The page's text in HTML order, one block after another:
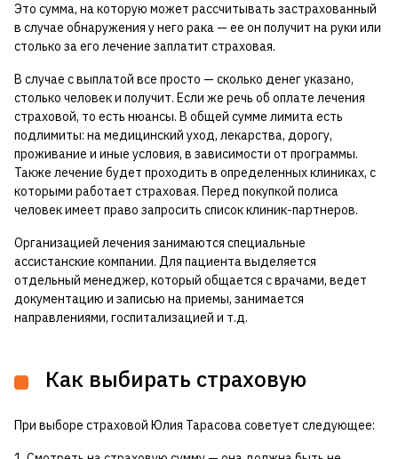
Это сумма, на которую может рассчитывать застрахованный
в случае обнаружения у него рака — ее он получит на руки или
столько за его лечение заплатит страховая.
В случае с выплатой все просто — сколько денег указано,
столько человек и получит. Если же речь об оплате лечения
страховой, то есть нюансы. В общей сумме лимита есть
подлимиты: на медицинский уход, лекарства, дорогу,
проживание и иные условия, в зависимости от программы.
Также лечение будет проходить в определенных клиниках, с
которыми работает страховая. Перед покупкой полиса
человек имеет право запросить список клиник-партнеров.
Организацией лечения занимаются специальные
ассистанские компании. Для пациента выделяется
отдельный менеджер, который общается с врачами, ведет
документацию и записью на приемы, занимается
направлениями, госпитализацией и т.д.
Как выбирать страховую
При выборе страховой Юлия Тарасова советует следующее: